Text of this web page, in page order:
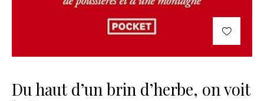
Du haut d’un brin d’herbe, on voit